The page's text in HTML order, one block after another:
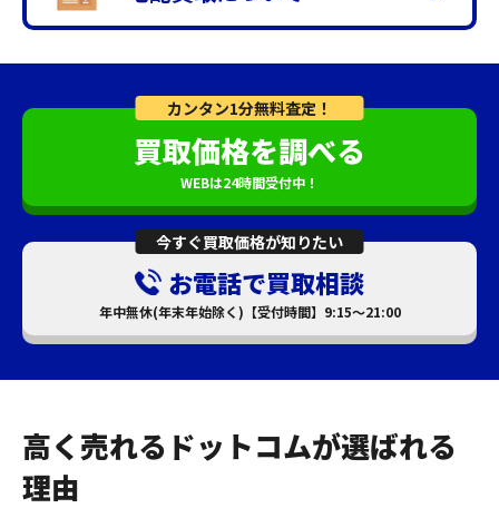
カンタン1分無料査定！
買取価格を調べる
WEBは24時間受付中！
今すぐ買取価格が知りたい
お電話で買取相談
年中無休(年末年始除く)【受付時間】9:15～21:00
高く売れるドットコムが選ばれる
理由